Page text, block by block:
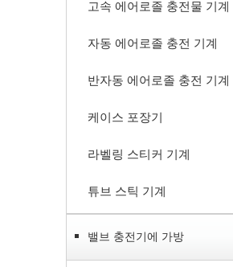
고속 에어로졸 충전물 기계
자동 에어로졸 충전 기계
반자동 에어로졸 충전 기계
케이스 포장기
라벨링 스티커 기계
튜브 스틱 기계
밸브 충전기에 가방